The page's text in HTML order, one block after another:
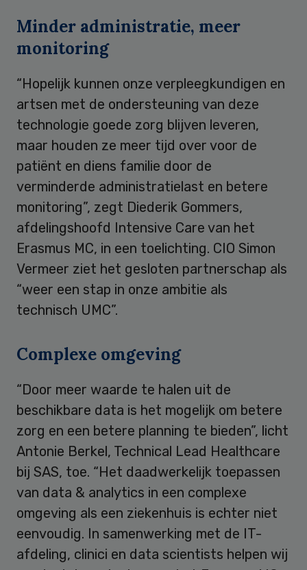
Minder administratie, meer
monitoring
“Hopelijk kunnen onze verpleegkundigen en
artsen met de ondersteuning van deze
technologie goede zorg blijven leveren,
maar houden ze meer tijd over voor de
patiënt en diens familie door de
verminderde administratielast en betere
monitoring”, zegt Diederik Gommers,
afdelingshoofd Intensive Care van het
Erasmus MC, in een toelichting. CIO Simon
Vermeer ziet het gesloten partnerschap als
“weer een stap in onze ambitie als
technisch UMC”.
Complexe omgeving
“Door meer waarde te halen uit de
beschikbare data is het mogelijk om betere
zorg en een betere planning te bieden”, licht
Antonie Berkel, Technical Lead Healthcare
bij SAS, toe. “Het daadwerkelijk toepassen
van data & analytics in een complexe
omgeving als een ziekenhuis is echter niet
eenvoudig. In samenwerking met de IT-
afdeling, clinici en data scientists helpen wij